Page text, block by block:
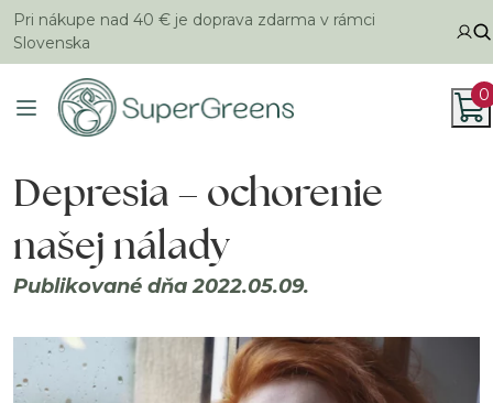
Pri nákupe nad 40 € je doprava zdarma v rámci
Slovenska
0
Depresia – ochorenie
našej nálady
Publikované dňa 2022.05.09.